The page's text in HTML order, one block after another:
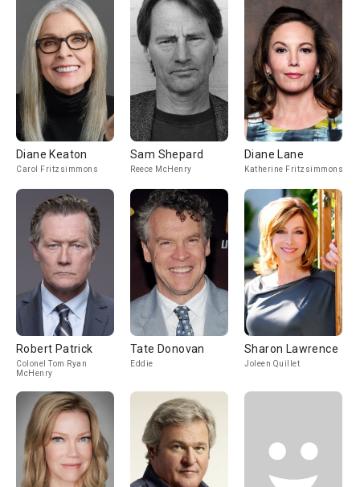
Diane Keaton
Carol Fritzsimmons
Sam Shepard
Reece McHenry
Diane Lane
Katherine Fritzsimmons
Robert Patrick
Colonel Tom Ryan
McHenry
Tate Donovan
Eddie
Sharon Lawrence
Joleen Quillet